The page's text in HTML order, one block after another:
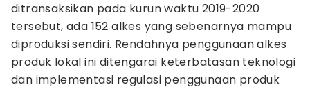
ditransaksikan pada kurun waktu 2019-2020
tersebut, ada 152 alkes yang sebenarnya mampu
diproduksi sendiri. Rendahnya penggunaan alkes
produk lokal ini ditengarai keterbatasan teknologi
dan implementasi regulasi penggunaan produk